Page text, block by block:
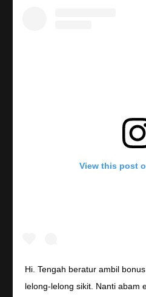
View this post
Hi. Tengah beratur ambil
lelong-lelong sikit. Nanti abam